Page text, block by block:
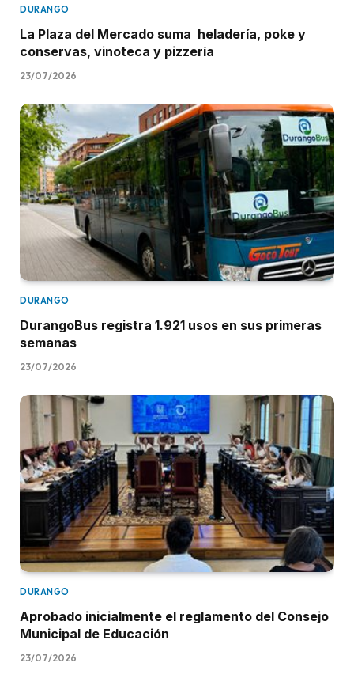
DURANGO
La Plaza del Mercado suma heladería, poke y
conservas, vinoteca y pizzería
23/07/2026
DURANGO
DurangoBus registra 1.921 usos en sus primeras
semanas
23/07/2026
DURANGO
Aprobado inicialmente el reglamento del Consejo
Municipal de Educación
23/07/2026